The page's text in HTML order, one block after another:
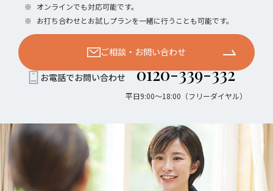
※ オンラインでも対応可能です。
※ お打ち合わせとお試しプランを一緒に行うことも可能です。
ご相談・お問い合わせ
お電話でお問い合わせ 0120-339-332
平日9:00〜18:00（フリーダイヤル）